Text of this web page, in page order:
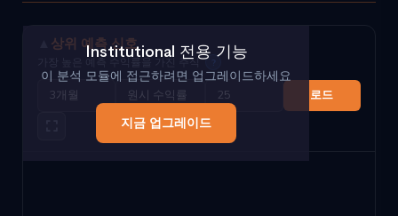
상위 예측 신호
가장 높은 예측 수익률을 가진 주식 ?
로드
Institutional 전용 기능
이 분석 모듈에 접근하려면 업그레이드하세요
지금 업그레이드